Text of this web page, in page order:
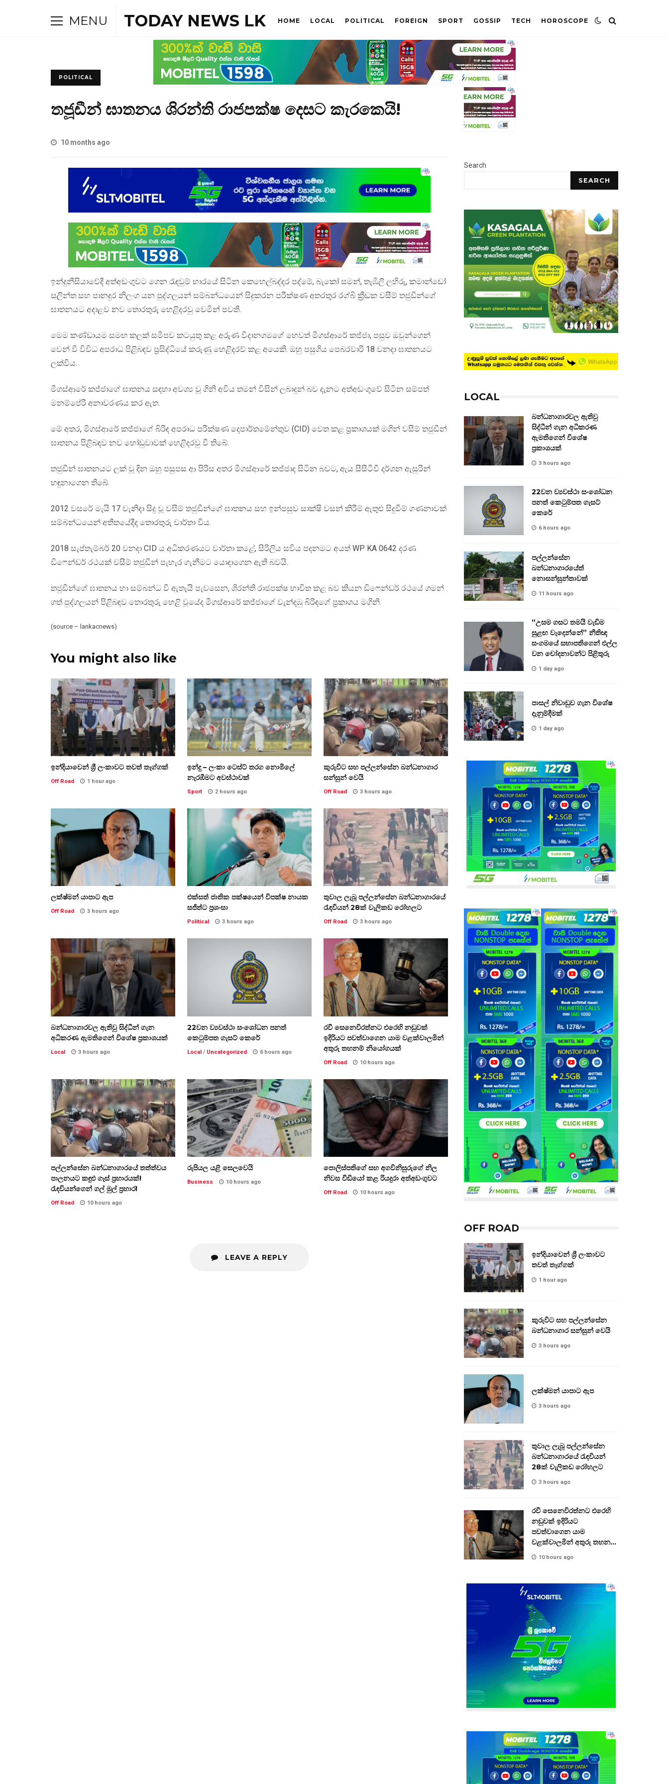
MENU TODAY NEWS LK HOME LOCAL POLITICAL FOREIGN SPORT GOSSIP TECH HOROSCOPE
POLITICAL
තජූඩීන් ඝාතනය ශිරන්ති රාජපක්ෂ දෙසට කැරකෙයි!
10 months ago
ඉන්දුනීසියාවේදී අත්අඩංගුවට ගෙන රැඳවුම් භාරයේ සිටින කෙහෙල්බද්දර පද්මේ, බැකෝ සමන්, තැඹිලි ලහිරු, කමාන්ඩෝ
සලින්ත සහ පානදුර නිලංග යන පුද්ගලයන් සම්බන්ධයෙන් සිදුකරන පරීක්ෂණ අතරතුර රග්බි ක්‍රීඩක වසීම් තජුඩීන්ගේ
ඝාතනයට අදාළව නව තොරතුරු හෙළිදරවු වෙමින් පවතී.
මෙම කණ්ඩායම සමඟ කලක් සමීපව කටයුතු කළ අරුණ විදානගමගේ හෙවත් මීගස්ආරේ කජ්ජා, පසුව ඔවුන්ගෙන්
වෙන් වී විවිධ අපරාධ පිළිබඳව ප්‍රසිද්ධියේ කරුණු හෙළිදරව් කළ අයෙකි. ඔහු පසුගිය පෙබරවාරි 18 වනදා ඝාතනයට
ලක්විය.
මීගස්ආරේ කජ්ජාගේ ඝාතනය සඳහා අවශ්‍ය වූ ගිනි අවිය තමන් විසින් ලබාදුන් බව දැනට අත්අඩංගුවේ සිටින සම්පත්
මනම්පේරි අනාවරණය කර ඇත.
මේ අතර, මීගස්ආරේ කජ්ජාගේ බිරිඳ අපරාධ පරීක්ෂණ දෙපාර්තමේන්තුව (CID) වෙත කළ ප්‍රකාශයක් මගින් වසීම් තජුඩීන්
ඝාතනය පිළිබඳව නව හෝඩුවාවක් හෙළිදරවු වී තිබේ.
තජුඩීන් ඝාතනයට ලක් වූ දින ඔහු පසුපස ආ පිරිස අතර මීගස්ආරේ කජ්ජාද සිටින බවට, ඇය සීසීටීවී දර්ශන ඇසුරින්
හඳුනාගෙන තිබේ.
2012 වසරේ මැයි 17 වැනිදා සිදු වූ වසීම් තජුඩීන්ගේ ඝාතනය සහ ඉන්පසුව සාක්ෂි වසන් කිරීම් ඇතුළු සිදුවීම් ගණනාවක්
සම්බන්ධයෙන් අතීතයේදීද තොරතුරු වාර්තා විය.
2018 සැප්තැම්බර් 20 වනදා CID ය අධිකරණයට වාර්තා කළේ, සිරිලිය සවිය පදනමට අයත් WP KA 0642 දරණ
ඩිෆෙන්ඩර් රථයක් වසීම් තජුඩීන් පැහැර ගැනීමට යොදාගෙන ඇති බවයි.
තජුඩීන්ගේ ඝාතනය හා සම්බන්ධ වී ඇතැයි පැවසෙන, ශිරන්ති රාජපක්ෂ භාවිත කළ බව කියන ඩිෆෙන්ඩර් රථයේ ගමන්
ගත් පුද්ගලයන් පිළිබඳව තොරතුරු හෙළි වූයේද මීගස්ආරේ කජ්ජාගේ වැන්දඹු බිරිඳගේ ප්‍රකාශය මගිනි.
(source – lankacnews)
You might also like
ඉන්දියාවෙන් ශ්‍රී ලංකාවට තවත් තෑග්ගක්
Off Road 1 hour ago
ඉන්දු – ලංකා ටෙස්ට් තරග නොමිලේ
නැරඹීමට අවස්ථාවක්
Sport 2 hours ago
කුරුවිට සහ පල්ලන්සේන බන්ධනාගාර
සන්සුන් වෙයි
Off Road 3 hours ago
ලක්ෂ්මන් යාපාට ඇප
Off Road 3 hours ago
එක්සත් ජාතික පක්ෂයෙන් විපක්ෂ නායක
සජිත්ට ප්‍රශංසා
Political 3 hours ago
තුවාල ලැබූ පල්ලන්සේන බන්ධනාගාරයේ
රැඳවියන් 28ක් වැලිකඩ රෝහලට
Off Road 3 hours ago
බන්ධනාගාරවල ඇතිවු සිද්ධීන් ගැන
අධිකරණ ඇමතිගෙන් විශේෂ ප්‍රකාශයක්
Local 3 hours ago
22වන ව්‍යවස්ථා සංශෝධන පනත්
කෙටුම්පත ගැසට් කෙරේ
Local/ Uncategorized 6 hours ago
රවී සෙනෙවිරත්නට එරෙහි නඩුවක්
ඉදිරියට පවත්වාගෙන යාම වළක්වාලමින්
අතුරු තහනම් නියෝගයක්
Off Road 10 hours ago
පල්ලන්සේන බන්ධනාගාරයේ තත්ත්වය
පාලනයට කඳුළු ගෑස් ප්‍රහාරයක්!
රැඳවියන්ගෙන් ගල් මුල් ප්‍රහාර!
Off Road 10 hours ago
රුපියල යළි සෙලවෙයි
Business 10 hours ago
පොලිස්පතිගේ සහ අගවිනිසුරුගේ නිල
නිවස වීඩියෝ කළ රියදුරා අත්අඩංගුවට
Off Road 10 hours ago
LEAVE A REPLY
Search
SEARCH
LOCAL
බන්ධනාගාරවල ඇතිවු
සිද්ධීන් ගැන අධිකරණ
ඇමතිගෙන් විශේෂ
ප්‍රකාශයක්
3 hours ago
22වන ව්‍යවස්ථා සංශෝධන
පනත් කෙටුම්පත ගැසට්
කෙරේ
6 hours ago
පල්ලන්සේන
බන්ධනාගාරයේත්
නොසන්සුන්තාවක්
11 hours ago
“උසම ගසට තමයි වැඩිම
සුළඟ වැදෙන්නේ” නීතිඥ
සංගමයේ සභාපතිගෙන් එල්ල
වන චෝදනාවන්ට පිළිතුරු
1 day ago
පාසල් නිවාඩුව ගැන විශේෂ
දැනුම්දීමක්
1 day ago
OFF ROAD
ඉන්දියාවෙන් ශ්‍රී ලංකාවට
තවත් තෑග්ගක්
1 hour ago
කුරුවිට සහ පල්ලන්සේන
බන්ධනාගාර සන්සුන් වෙයි
3 hours ago
ලක්ෂ්මන් යාපාට ඇප
3 hours ago
තුවාල ලැබූ පල්ලන්සේන
බන්ධනාගාරයේ රැඳවියන්
28ක් වැලිකඩ රෝහලට
3 hours ago
රවී සෙනෙවිරත්නට එරෙහි
නඩුවක් ඉදිරියට
පවත්වාගෙන යාම
වළක්වාලමින් අතුරු තහනම්
නියෝගයක්
10 hours ago